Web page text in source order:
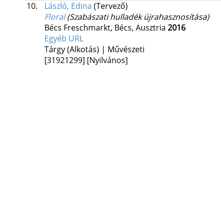
10.
László, Edina (Tervező)
Floral(Szabászati hulladék újrahasznosítása)
Bécs Freschmarkt, Bécs, Ausztria 2016
Egyéb URL
Tárgy (Alkotás) | Művészeti
[31921299] [Nyilvános]